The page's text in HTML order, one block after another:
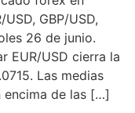
GBP/USD,
26 de junio.
EUR/USD cierra la
Las medias
encima de las […]